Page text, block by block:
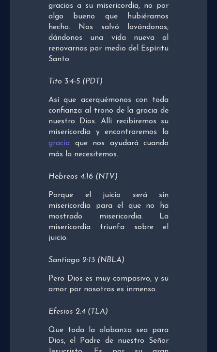
gracias a su misericordia, no por
algo bueno que hubiéramos
hecho. Nos salvó lavándonos,
dándonos una vida nueva al
renovarnos por medio del Espíritu
Santo.
Tito 3:4-5 (PDT)
Así que acerquémonos con toda
confianza al trono de la gracia de
nuestro Dios. Allí recibiremos su
misericordia y encontraremos la
gracia que nos ayudará cuando
más la necesitemos.
Hebreos 4:16 (NTV)
Porque el juicio serásin
misericordia para el que no ha
mostrado misericordia. La
misericordia triunfa sobre el
juicio.
Santiago 2:13 (NBLA)
Pero Dios es muy compasivo, y su
amor por nosotros es inmenso.
Efesios 2:4 (TLA)
Que toda la alabanza sea para
Dios, el Padre de nuestro Señor